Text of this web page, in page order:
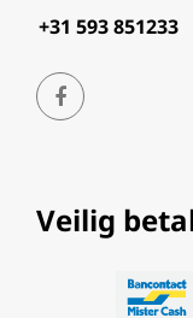
+31 593 851233
Veilig